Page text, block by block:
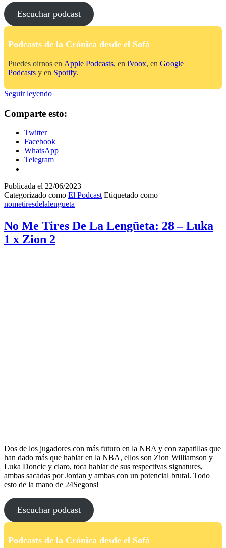
Escuchar podcast
Podcasts de la Crónica desde el Sofá
Puedes oirnos en Apple Podcasts, en iVoox, en Google
Podcasts y en Spotify.
Seguir leyendoNo
Tires
Lengüeta
Comparte esto:
Twitter
Facebook
WhatsApp
Telegram
Publicada el 22/06/2023
Categorizado como El Podcast Etiquetado como
nometiresdelalengueta
No Me Tires De La Lengüeta: 28 – Luka
1 x Zion 2
Dos de los jugadores con más futuro en la NBA y con zapatillas que
han dado más que hablar en la NBA, ellos son Zion Williamson y
Luka Doncic y claro, toca hablar de sus respectivas signatures,
ambas sacadas por Jordan y ambas con un potencial brutal. Todo
esto de la mano de 24Segons!
Escuchar podcast
Podcasts de la Crónica desde el Sofá